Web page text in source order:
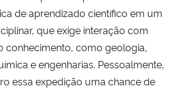
de aprendizado científico em um
que exige interação com
conhecimento, como geologia,
e engenharias. Pessoalmente,
essa expedição uma chance de